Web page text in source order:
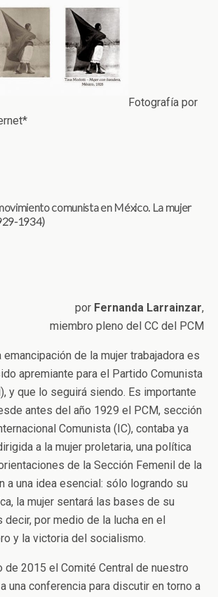
Fotografía por
comunista en México. La mujer
1934)
por Fernanda Larrainzar,
miembro pleno del CC del PCM
de la mujer trabajadora es
apremiante para el Partido Comunista
y que lo seguirá siendo. Es importante
antes del año 1929 el PCM, sección
Comunista (IC), contaba ya
a la mujer proletaria, una política
de la Sección Femenil de la
a una idea esencial: sólo logrando su
la mujer sentará las bases de su
decir, por medio de la lucha en el
y la victoria del socialismo.
de 2015 el Comité Central de nuestro
una conferencia para discutir en torno a